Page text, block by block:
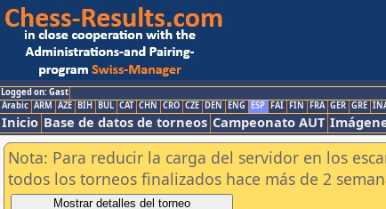
Logged on: Gast
Arabic ARM AZE BIH BUL CAT CHN CRO CZE DEN ENG ESP FAI FIN FRA GER GRE
Inicio Base de datos de torneos Campeonato AUT
Nota: Para reducir la carga del servidor en los
todos los torneos finalizados hace más de 2